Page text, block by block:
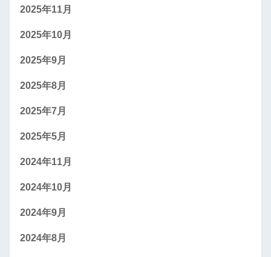
2025年11月
2025年10月
2025年9月
2025年8月
2025年7月
2025年5月
2024年11月
2024年10月
2024年9月
2024年8月